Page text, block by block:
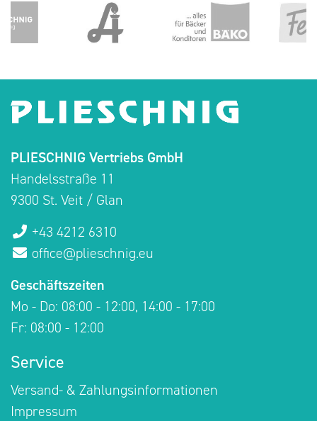
PLIESCHNIG Vertriebs GmbH
Handelsstraße 11
9300 St. Veit / Glan
+43 4212 6310
office@plieschnig.eu
Geschäftszeiten
Mo - Do: 08:00 - 12:00, 14:00 - 17:00
Fr: 08:00 - 12:00
Service
Versand- & Zahlungsinformationen
Impressum